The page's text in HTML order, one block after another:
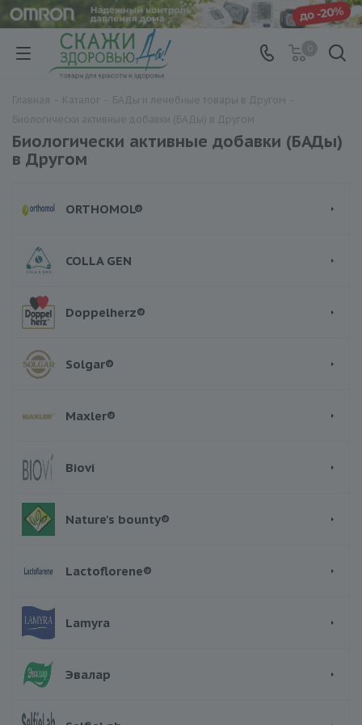
Биологически активные добавки (БАДы)
в Другом
ORTHOMOL®
COLLA GEN
Doppelherz®
Solgar®
Maxler®
Biovi
Nature's bounty®
Lactoflorene®
Lamyra
Эвалар